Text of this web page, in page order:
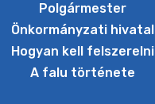
Polgármester
Önkormányzati hivatal
Hogyan kell felszerelni
A falu története